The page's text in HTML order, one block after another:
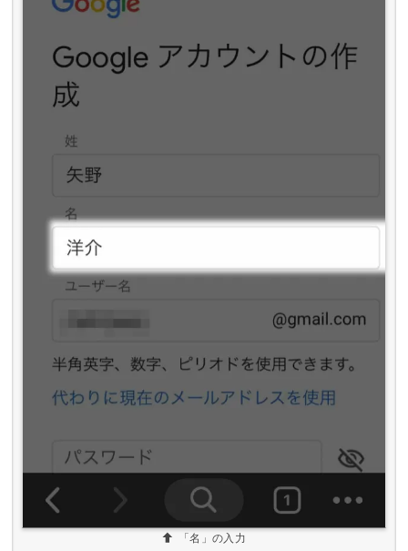
「名」の入力